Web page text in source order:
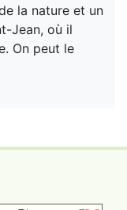
la nature et un
Jean, où il
On peut le